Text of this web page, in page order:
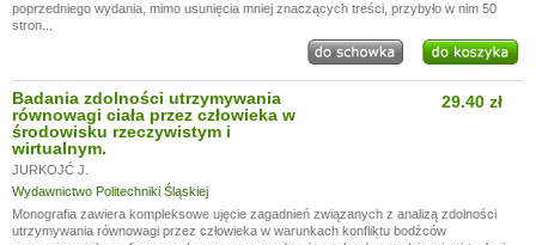
poprzedniego wydania, mimo usunięcia mniej znaczących treści, przybyło w nim 50
stron...
Badania zdolności utrzymywania
równowagi ciała przez człowieka w
środowisku rzeczywistym i
wirtualnym.
JURKOJĆ J.
Wydawnictwo Politechniki Śląskiej
29.40 zł
Monografia zawiera kompleksowe ujęcie zagadnień związanych z analizą zdolności
utrzymywania równowagi przez człowieka w warunkach konfliktu bodźców